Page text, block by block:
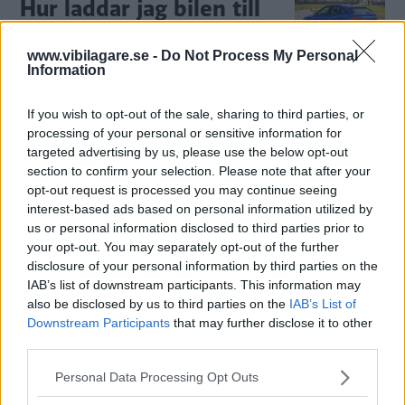
www.vibilagare.se - Do Not Process My Personal
Information
If you wish to opt-out of the sale, sharing to third parties, or
processing of your personal or sensitive information for
targeted advertising by us, please use the below opt-out
section to confirm your selection. Please note that after your
opt-out request is processed you may continue seeing
interest-based ads based on personal information utilized by
us or personal information disclosed to third parties prior to
your opt-out. You may separately opt-out of the further
disclosure of your personal information by third parties on the
IAB’s list of downstream participants. This information may
also be disclosed by us to third parties on the IAB’s List of
Downstream Participants that may further disclose it to other
Please note that this website/app uses one or more Google
Personal Data Processing Opt Outs
Hur laddar jag bilen till
BILFRÅGAN 13 mars 2023
Test: Audi Q5 Sportback,
BMW 5-serie och
Citroën C5 X (2022)
NYBILSTEST 19 september 2022 Suvarna har raserat
försäljningen av kombibilar. Ett märke som tidigt skrev
kombins dödsruna var Citroën. Nu stavas kombins framtid
med X – som i C5 X. Det franska flaggskeppet möter suven
Audi Q5 Sportback och kombin BMW 5-serie Touring.